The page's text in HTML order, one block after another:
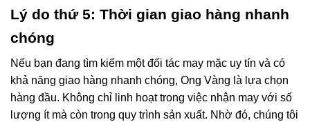
Lý do thứ 5: Thời gian giao hàng nhanh
chóng
Nếu bạn đang tìm kiếm một đối tác may mặc uy tín và có
khả năng giao hàng nhanh chóng, Ong Vàng là lựa chọn
hàng đầu. Không chỉ linh hoạt trong việc nhận may với số
lượng ít mà còn trong quy trình sản xuất. Nhờ đó, chúng tôi